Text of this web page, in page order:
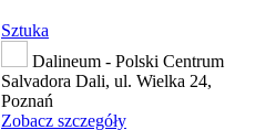
Sztuka
Dalineum - Polski Centrum
Salvadora Dali, ul. Wielka 24,
Poznań
Zobacz szczegóły